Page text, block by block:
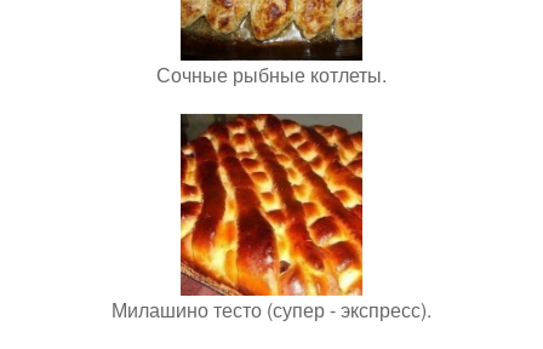
Сочные рыбные котлеты.
Милашино тесто (супер - экспресс).